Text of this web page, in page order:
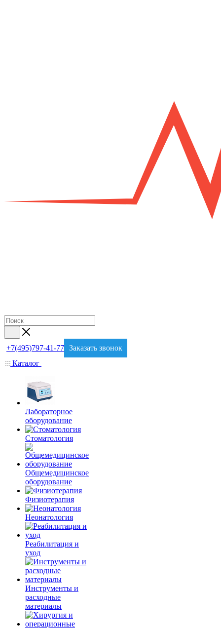
+7(495)797-41-77 Заказать звонок
Каталог
Лабораторное
оборудование
Стоматология
Общемедицинское
оборудование
Физиотерапия
Неонатология
Реабилитация и
уход
Инструменты и
расходные
материалы